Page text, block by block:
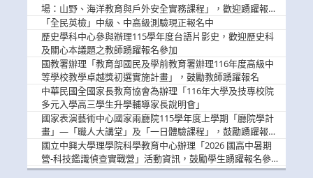
場：山野、海洋教育與戶外安全實務課程」，歡迎踴躍報名
參加
「全民英檢」中級、中高級測驗現正報名中
歷史學科中心參與辦理115學年度台語片影史，歡迎歷史科
及關心本議題之教師踴躍報名參加
國教署辦理「教育部國民及學前教育署辦理116年度高級中
等學校教學卓越獎初選實施計畫」，鼓勵教師踴躍報名
中華民國全國家長教育協會為辦理「116年大學及技專校院
多元入學高三學生升學輔導家長說明會」
國家表演藝術中心國家兩廳院115學年度上學期「廳院學計
畫」—「職人大講堂」及「一日體驗課程」，鼓勵踴躍報名
參與。
國立中興大學理學院科學教育中心辦理「2026 國高中暑期
營-科技鑑識偵查實戰營」活動資訊，鼓勵學生踴躍報名參
加。